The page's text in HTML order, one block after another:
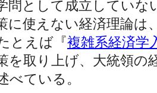
問として成立していな
に使えない経済理論は
とえば『複雑系経済学
を取り上げ、大統領の
べている。